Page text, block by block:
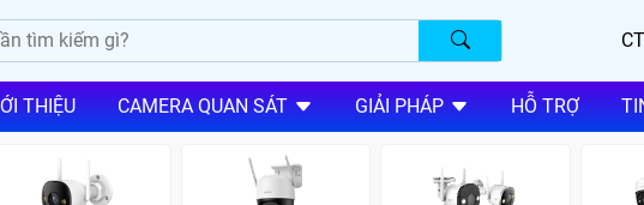
THIỆU CAMERA QUAN SÁT GIẢI PHÁP HỖ TRỢ